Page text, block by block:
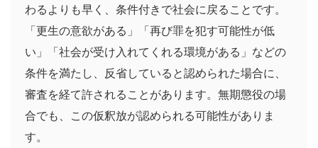
わるよりも早く、条件付きで社会に戻ることです。
「更生の意欲がある」「再び罪を犯す可能性が低
い」「社会が受け入れてくれる環境がある」などの
条件を満たし、反省していると認められた場合に、
審査を経て許されることがあります。無期懲役の場
合でも、この仮釈放が認められる可能性がありま
す。